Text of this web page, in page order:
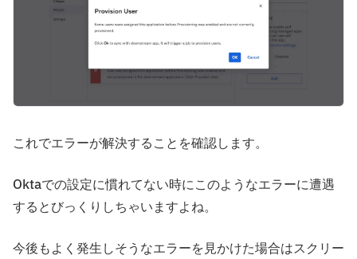
これでエラーが解決することを確認します。
Oktaでの設定に慣れてない時にこのようなエラーに遭遇
するとびっくりしちゃいますよね。
今後もよく発生しそうなエラーを見かけた場合はスクリー